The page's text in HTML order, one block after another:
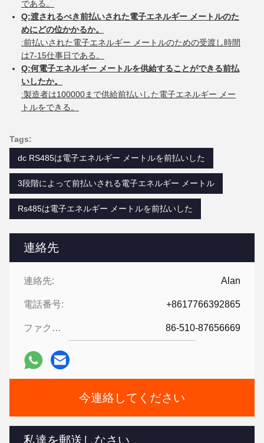
連絡先
連絡先: Alan
電話番号: +8617766392865
ファクシミリ: 86-510-87656669
今連絡してください
私達を郵送しなさい
である。
Q:渡されるべき前払いされた電子エネルギー メートルのた
めにどの位かかるか。
:前払いされた電子エネルギー メートルのための受渡し時間
は7-15仕事日である。
Q:何電子エネルギー メートルを供給することができる前払
いしたか。
:製造者は100000まで供給前払いした電子エネルギー メー
トルをできる。
Tags:
dc RS485は電子エネルギー メートルを前払いした
3段階によって前払いされる電子エネルギー メートル
Rs485は電子エネルギー メートルを前払いした